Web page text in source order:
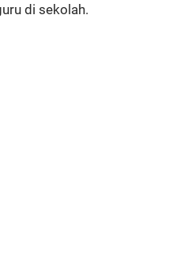
di sekolah.